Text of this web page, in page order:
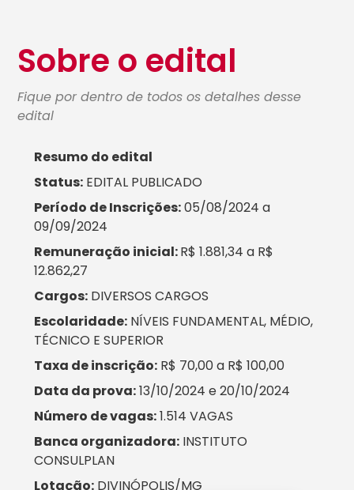
Sobre o edital
Fique por dentro de todos os detalhes desse
edital
Resumo do edital
Status:EDITAL PUBLICADO
Período de Inscrições:05/08/2024 a
09/09/2024
Remuneração inicial:R$ 1.881,34 a R$
12.862,27
Cargos:DIVERSOS CARGOS
Escolaridade:NÍVEIS FUNDAMENTAL, MÉDIO,
TÉCNICO E SUPERIOR
Taxa de inscrição:R$ 70,00 a R$ 100,00
Data da prova:13/10/2024 e 20/10/2024
Número de vagas:1.514 VAGAS
Banca organizadora:INSTITUTO
CONSULPLAN
Lotação:DIVINÓPOLIS/MG